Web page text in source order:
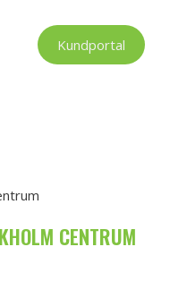
Kundportal
CENTRUM